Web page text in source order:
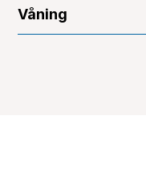
Våning